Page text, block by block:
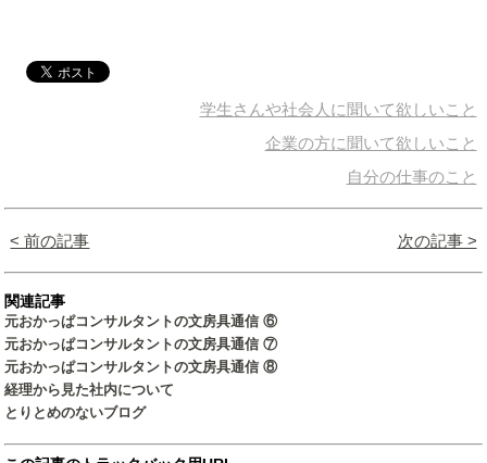
学生さんや社会人に聞いて欲しいこと
企業の方に聞いて欲しいこと
自分の仕事のこと
< 前の記事 次の記事 >
関連記事
元おかっぱコンサルタントの文房具通信 ⑥
元おかっぱコンサルタントの文房具通信 ⑦
元おかっぱコンサルタントの文房具通信 ⑧
経理から見た社内について
とりとめのないブログ